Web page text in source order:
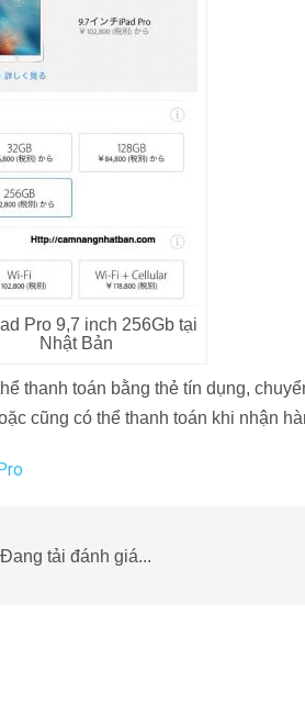
Pro 9,7 inch 256Gb tại
Nhật Bản
thanh toán bằng thẻ tín dụng,
cũng có thể thanh toán khi nhận
Đang tải đánh giá...